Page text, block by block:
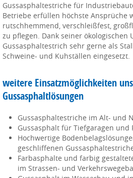
Gussasphaltestriche für
Betriebe erfüllen höchste Ansprüche
rutschhemmend, verschleißfest,
zu pflegen. Dank seiner ökologischen
Gussasphaltestrich sehr gerne als
Schweine- und Kuhställen eingesetzt.
weitere Einsatzmöglichkeiten
Gussasphaltlösungen
Gussasphaltestriche im Alt- und
Gussasphalt für Tiefgaragen und
Hochwertige
geschliffenen
Farbasphalte und farbig
im Strassen- und